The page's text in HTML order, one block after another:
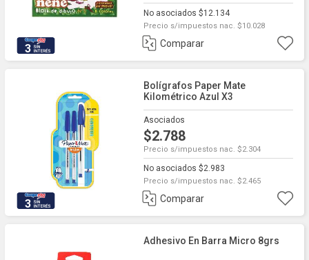
3
No asociados $12.134
Precio s/impuestos nac. $10.028
Comparar
3
Bolígrafos Paper Mate
Kilométrico Azul X3
Asociados
$2.788
Precio s/impuestos nac. $2.304
No asociados $2.983
Precio s/impuestos nac. $2.465
Comparar
Adhesivo En Barra Micro 8grs